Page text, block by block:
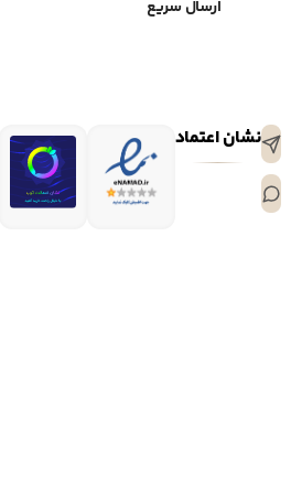
ارسال سریع
نشان اعتماد